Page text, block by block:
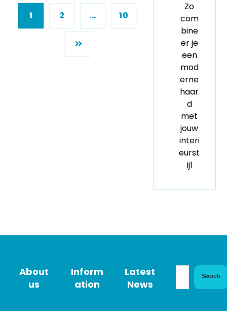
1 2 ... 10
Zo
com
bine
er je
een
mod
erne
haar
d
met
jouw
interi
eurst
ijl
About
us
Inform
ation
Latest
News
Search